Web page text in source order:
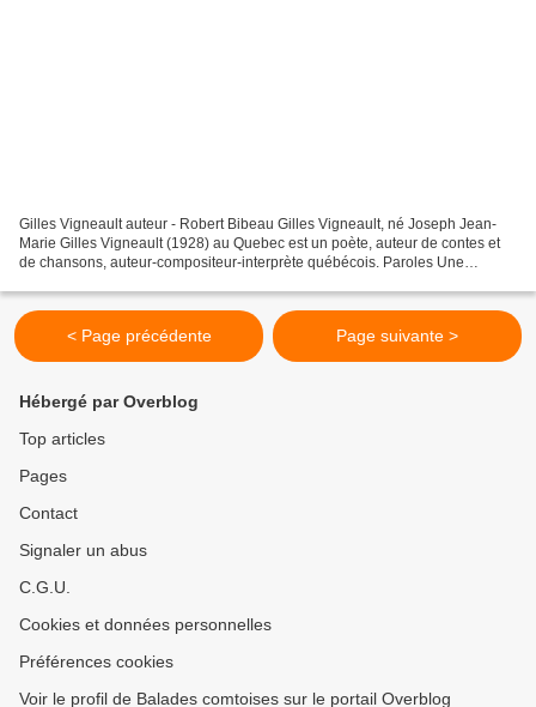
Gilles Vigneault auteur - Robert Bibeau Gilles Vigneault, né Joseph Jean-
Marie Gilles Vigneault (1928) au Quebec est un poète, auteur de contes et
de chansons, auteur-compositeur-interprète québécois. Paroles Une
< Page précédente Page suivante >
Hébergé par Overblog
Top articles
Pages
Contact
Signaler un abus
C.G.U.
Cookies et données personnelles
Préférences cookies
Voir le profil de Balades comtoises sur le portail Overblog